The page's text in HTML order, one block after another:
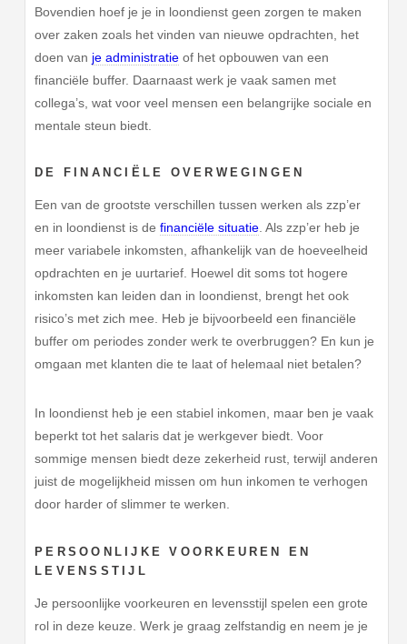
Bovendien hoef je je in loondienst geen zorgen te maken
over zaken zoals het vinden van nieuwe opdrachten, het
doen van je administratie of het opbouwen van een
financiële buffer. Daarnaast werk je vaak samen met
collega’s, wat voor veel mensen een belangrijke sociale en
mentale steun biedt.
DE FINANCIËLE OVERWEGINGEN
Een van de grootste verschillen tussen werken als zzp’er
en in loondienst is definanciële situatie. Als zzp’er heb je
meer variabele inkomsten, afhankelijk van de hoeveelheid
opdrachten en je uurtarief. Hoewel dit soms tot hogere
inkomsten kan leiden dan in loondienst, brengt het ook
risico’s met zich mee. Heb je bijvoorbeeld een financiële
buffer om periodes zonder werk te overbruggen? En kun je
omgaan met klanten die te laat of helemaal niet betalen?
In loondienst heb je een stabiel inkomen, maar ben je vaak
beperkt tot het salaris dat je werkgever biedt. Voor
sommige mensen biedt deze zekerheid rust, terwijl anderen
juist de mogelijkheid missen om hun inkomen te verhogen
door harder of slimmer te werken.
PERSOONLIJKE VOORKEUREN EN
LEVENSSTIJL
Je persoonlijke voorkeuren en levensstijl spelen een grote
rol in deze keuze. Werk je graag zelfstandig en neem je je